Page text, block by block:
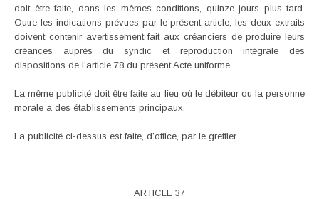
doit être faite, dans les mêmes conditions, quinze jours plus tard.
Outre les indications prévues par le présent article, les deux extraits
doivent contenir avertissement fait aux créanciers de produire leurs
créances auprès du syndic et reproduction intégrale des
dispositions de l’article 78 du présent Acte uniforme.
La même publicité doit être faite au lieu où le débiteur ou la personne
morale a des établissements principaux.
La publicité ci-dessus est faite, d’office, par le greffier.
ARTICLE 37